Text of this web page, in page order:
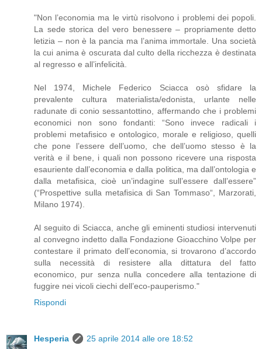
"Non l’economia ma le virtù risolvono i problemi dei popoli.
La sede storica del vero benessere – propriamente detto
letizia – non è la pancia ma l’anima immortale. Una società
la cui anima è oscurata dal culto della ricchezza è destinata
al regresso e all’infelicità.
Nel 1974, Michele Federico Sciacca osò sfidare la
prevalente cultura materialista/edonista, urlante nelle
radunate di conio sessantottino, affermando che i problemi
economici non sono fondanti: “Sono invece radicali i
problemi metafisico e ontologico, morale e religioso, quelli
che pone l’essere dell’uomo, che dell’uomo stesso è la
verità e il bene, i quali non possono ricevere una risposta
esauriente dall’economia e dalla politica, ma dall’ontologia e
dalla metafisica, cioè un’indagine sull’essere dall’essere”
(“Prospettive sulla metafisica di San Tommaso“, Marzorati,
Milano 1974).
Al seguito di Sciacca, anche gli eminenti studiosi intervenuti
al convegno indetto dalla Fondazione Gioacchino Volpe per
contestare il primato dell’economia, si trovarono d’accordo
sulla necessità di resistere alla dittatura del fatto
economico, pur senza nulla concedere alla tentazione di
fuggire nei vicoli ciechi dell’eco-pauperismo."
Rispondi
Hesperia
25 aprile 2014 alle ore 18:52